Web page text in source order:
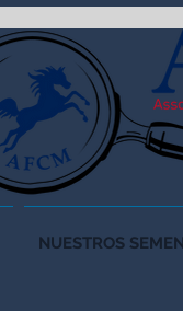
NUESTROS